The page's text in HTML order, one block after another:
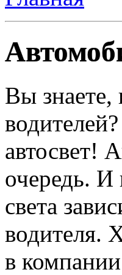
Вы знаете,
автосвет!
очередь. И
света
водителя.
в